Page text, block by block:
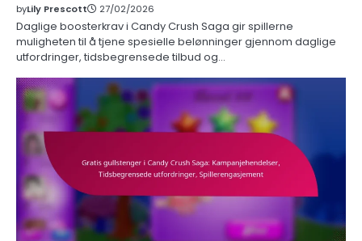
byLily Prescott 27/02/2026
Daglige boosterkrav i Candy Crush Saga gir spillerne
muligheten til å tjene spesielle belønninger gjennom daglige
utfordringer, tidsbegrensede tilbud og…